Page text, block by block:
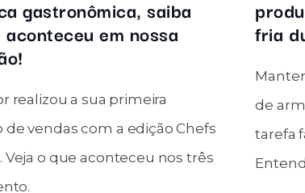
umidade na indústria: tudo o que
você precisa saber
Dúvidas sobre o controle de temperatura
e umidade na indústria? Leia esse artigo
com tudo o que você precisa saber sobre
o assunto!